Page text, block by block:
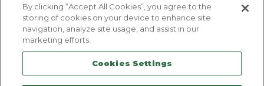
Cookie Policy
Legal Notice
Sitemap
Contactez-nous
By clicking “Accept All Cookies”, you agree to the
storing of cookies on your device to enhance site
navigation, analyze site usage, and assist in our
marketing efforts.
Cookies Settings